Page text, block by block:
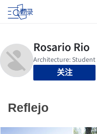
登录
关注
Reflejo